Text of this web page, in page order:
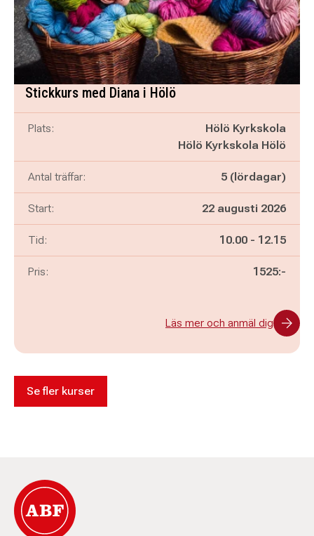
Stickkurs med Diana i Hölö
Plats:
Hölö Kyrkskola
Hölö Kyrkskola Hölö
Antal träffar: 5 (lördagar)
Start: 22 augusti 2026
Tid: Pågår mellan
10.00 - och
12.15
Pris: 1525:-
Läs mer och anmäl dig
Se fler kurser